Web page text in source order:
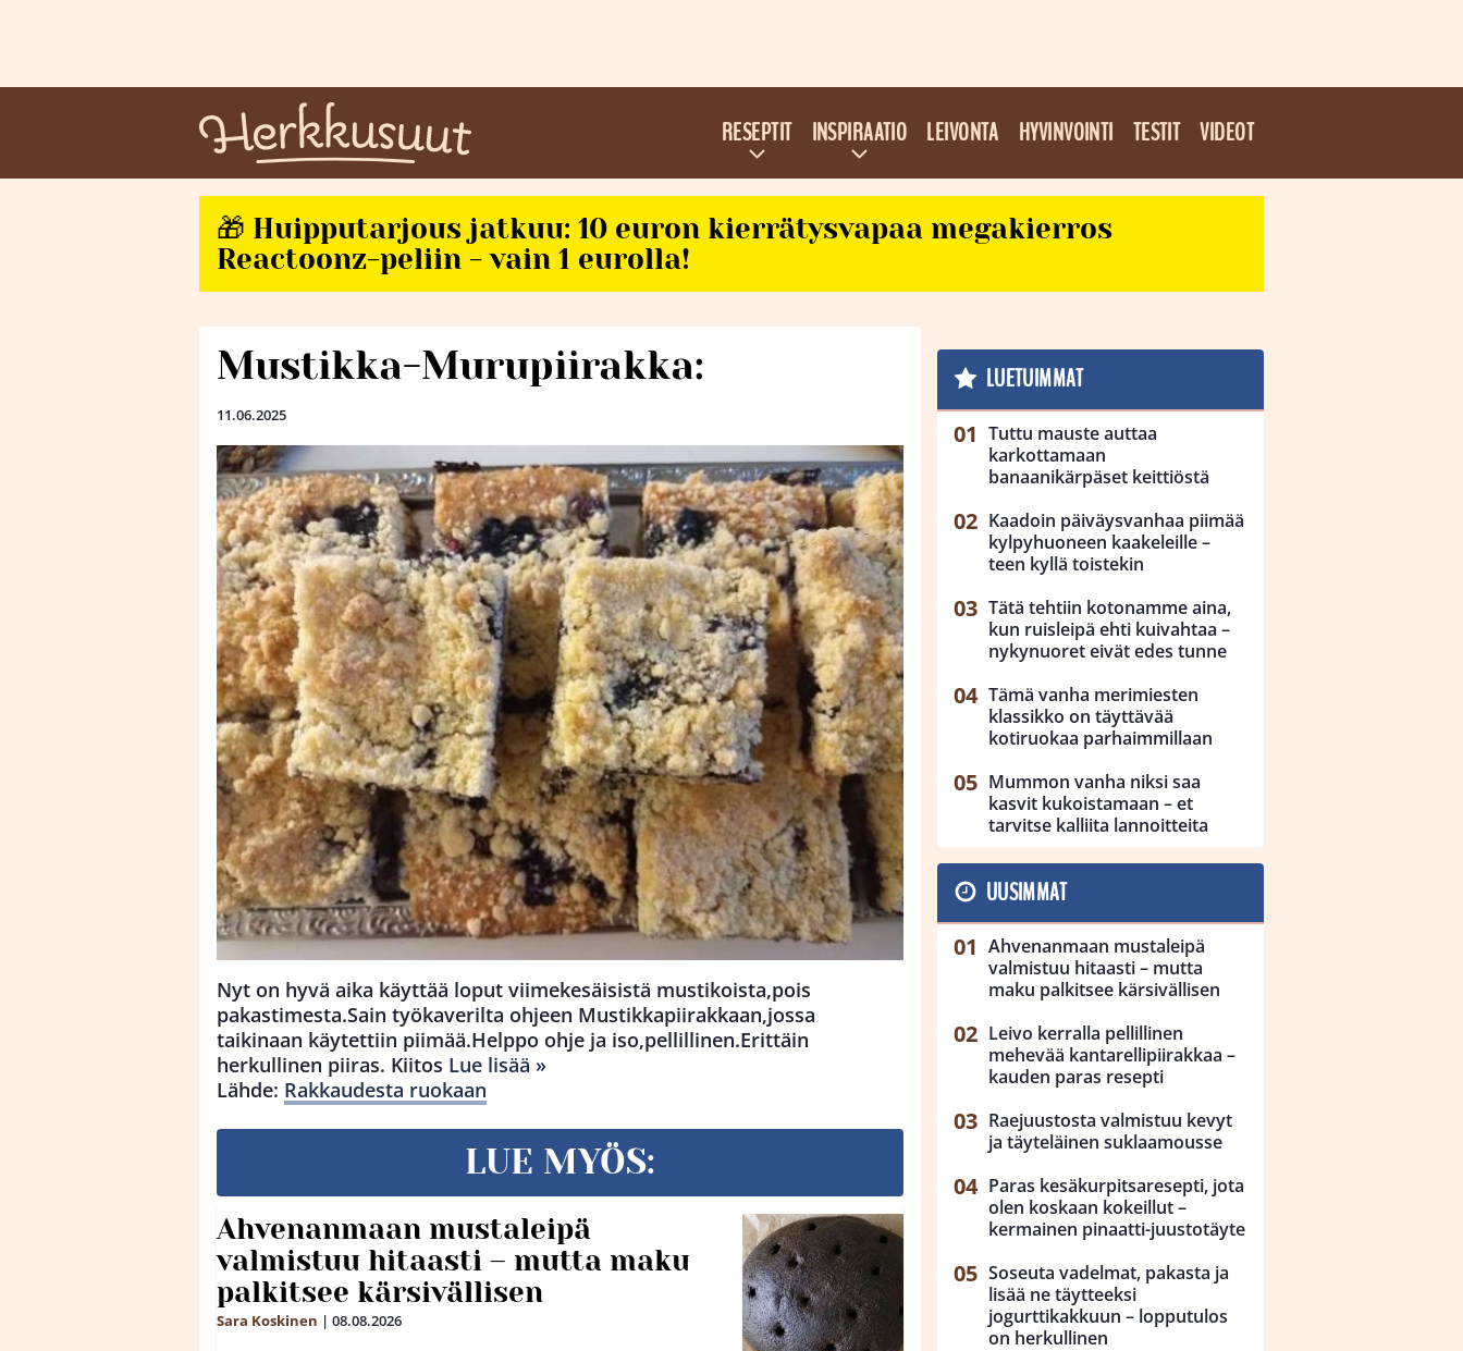
RESEPTIT INSPIRAATIO LEIVONTA HYVINVOINTI TESTIT VIDEOT
🎁 Huipputarjous jatkuu: 10 euron kierrätysvapaa megakierros
Reactoonz-peliin - vain 1 eurolla!
Mustikka-Murupiirakka:
11.06.2025
Nyt on hyvä aika käyttää loput viimekesäisistä mustikoista,pois
pakastimesta.Sain työkaverilta ohjeen Mustikkapiirakkaan,jossa
taikinaan käytettiin piimää.Helppo ohje ja iso,pellillinen.Erittäin
herkullinen piiras. Kiitos Lue lisää »
Lähde: Rakkaudesta ruokaan
LUE MYÖS:
Ahvenanmaan mustaleipä
valmistuu hitaasti – mutta maku
palkitsee kärsivällisen
Sara Koskinen | 08.08.2026
LUETUIMMAT
Tuttu mauste auttaa
karkottamaan
banaanikärpäset keittiöstä
Kaadoin päiväysvanhaa piimää
kylpyhuoneen kaakeleille –
teen kyllä toistekin
Tätä tehtiin kotonamme aina,
kun ruisleipä ehti kuivahtaa –
nykynuoret eivät edes tunne
Tämä vanha merimiesten
klassikko on täyttävää
kotiruokaa parhaimmillaan
Mummon vanha niksi saa
kasvit kukoistamaan – et
tarvitse kalliita lannoitteita
UUSIMMAT
Ahvenanmaan mustaleipä
valmistuu hitaasti – mutta
maku palkitsee kärsivällisen
Leivo kerralla pellillinen
mehevää kantarellipiirakkaa –
kauden paras resepti
Raejuustosta valmistuu kevyt
ja täyteläinen suklaamousse
Paras kesäkurpitsaresepti, jota
olen koskaan kokeillut –
kermainen pinaatti-juustotäyte
Soseuta vadelmat, pakasta ja
lisää ne täytteeksi
jogurttikakkuun – lopputulos
on herkullinen